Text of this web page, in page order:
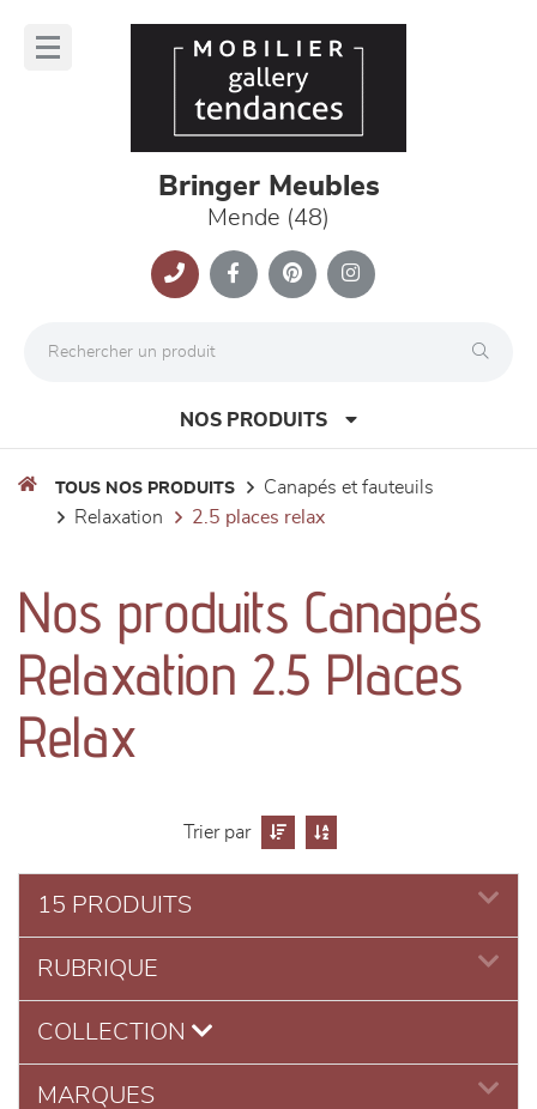
Bringer Meubles
Mende (48)
NOS PRODUITS
séjours
meubles de complément
chambres et dressing
décoration
TOUS NOS PRODUITS
canapés et fauteuils
relaxation
2.5 places relax
Nos produits Canapés
Relaxation 2.5 Places
Relax
Trier par
15 PRODUITS
RUBRIQUE
COLLECTION
MARQUES